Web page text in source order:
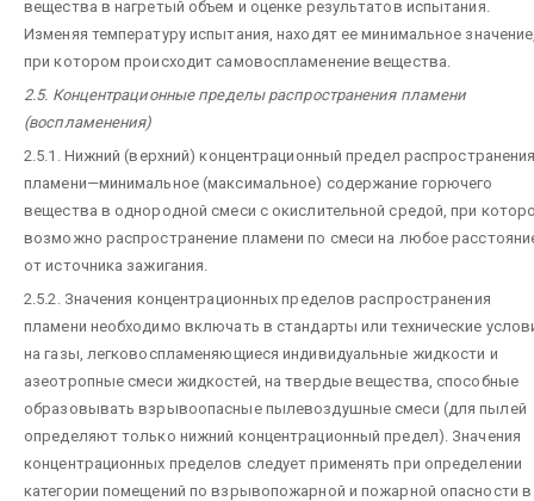
вещества в нагретый объем и оценке результатов испытания.
Изменяя температуру испытания, находят ее минимальное
при котором происходит самовоспламенение вещества.
2.5. Концентрационные пределы распространения пламени
(воспламенения)
2.5.1. Нижний (верхний) концентрационный предел
пламени—минимальное (максимальное) содержание горючего
вещества в однородной смеси с окислительной средой, при
возможно распространение пламени по смеси на любое
от источника зажигания.
2.5.2. Значения концентрационных пределов распространения
пламени необходимо включать в стандарты или технические
на газы, легковоспламеняющиеся индивидуальные жидкости и
азеотропные смеси жидкостей, на твердые вещества, способные
образовывать взрывоопасные пылевоздушные смеси (для пылей
определяют только нижний концентрационный предел). Значения
концентрационных пределов следует применять при определении
категории помещений по взрывопожарной и пожарной опасности в